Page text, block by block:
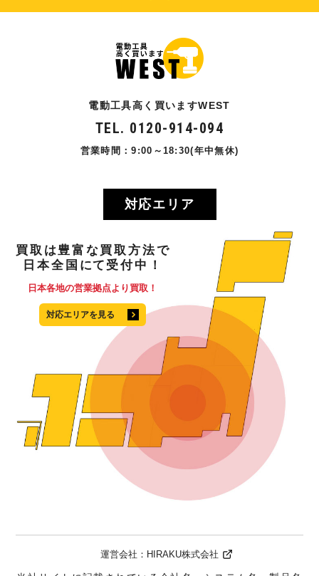
電動工具高く買いますWEST
TEL. 0120-914-094
営業時間：9:00～18:30(年中無休)
対応エリア
買取 は 豊富な買取方法で
日本全国 にて 受付中！
日本各地の営業拠点より買取！
対応エリアを見る
運営会社： HIRAKU株式会社